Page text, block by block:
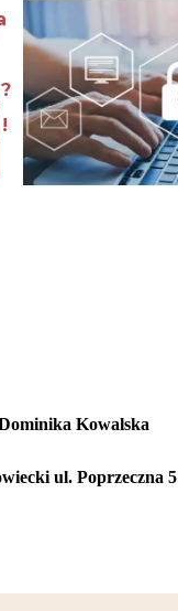
Kowalska
ul. Poprzeczna 5